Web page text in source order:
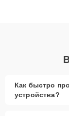
Как быстро
устройства?